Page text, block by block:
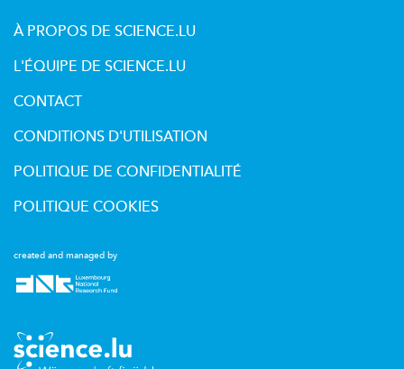
created and managed by
À PROPOS DE SCIENCE.LU
L'ÉQUIPE DE SCIENCE.LU
CONTACT
CONDITIONS D'UTILISATION
POLITIQUE DE CONFIDENTIALITÉ
POLITIQUE COOKIES